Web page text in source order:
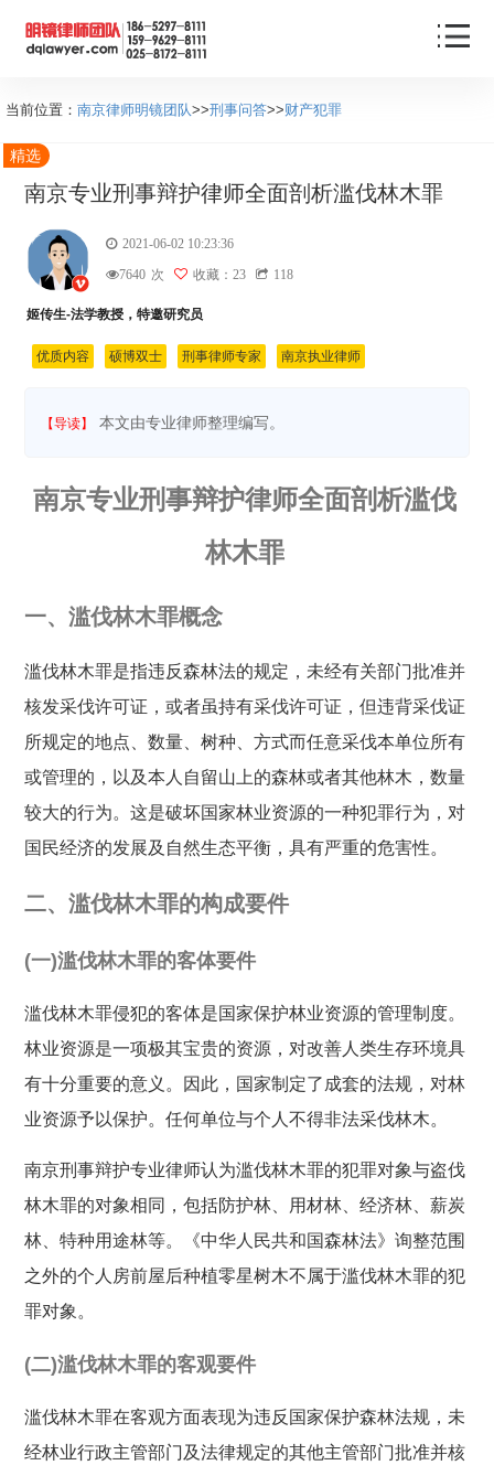
当前位置： 南京律师明镜团队>>刑事问答>>财产犯罪
精选
南京专业刑事辩护律师全面剖析滥伐林木罪
姬传生-法学教授，特邀研究员
优质内容 硕博双士 刑事律师专家 南京执业律师
2021-06-02 10:23:36
7640 次 收藏：23 118
【导读】 本文由专业律师整理编写。
南京专业刑事辩护律师全面剖析滥伐
林木罪
一、滥伐林木罪概念
滥伐林木罪是指违反森林法的规定，未经有关部门批准并
核发采伐许可证，或者虽持有采伐许可证，但违背采伐证
所规定的地点、数量、树种、方式而任意采伐本单位所有
或管理的，以及本人自留山上的森林或者其他林木，数量
较大的行为。这是破坏国家林业资源的一种犯罪行为，对
国民经济的发展及自然生态平衡，具有严重的危害性。
二、滥伐林木罪的构成要件
(一)滥伐林木罪的客体要件
滥伐林木罪侵犯的客体是国家保护林业资源的管理制度。
林业资源是一项极其宝贵的资源，对改善人类生存环境具
有十分重要的意义。因此，国家制定了成套的法规，对林
业资源予以保护。任何单位与个人不得非法采伐林木。
南京刑事辩护专业律师认为滥伐林木罪的犯罪对象与盗伐
林木罪的对象相同，包括防护林、用材林、经济林、薪炭
林、特种用途林等。《中华人民共和国森林法》询整范围
之外的个人房前屋后种植零星树木不属于滥伐林木罪的犯
罪对象。
(二)滥伐林木罪的客观要件
滥伐林木罪在客观方面表现为违反国家保护森林法规，未
经林业行政主管部门及法律规定的其他主管部门批准并核